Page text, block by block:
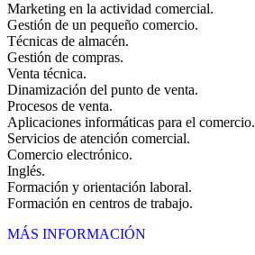
Marketing en la actividad comercial.
Gestión de un pequeño comercio.
Técnicas de almacén.
Gestión de compras.
Venta técnica.
Dinamización del punto de venta.
Procesos de venta.
Aplicaciones informáticas para el comercio.
Servicios de atención comercial.
Comercio electrónico.
Inglés.
Formación y orientación laboral.
Formación en centros de trabajo.
MÁS INFORMACIÓN